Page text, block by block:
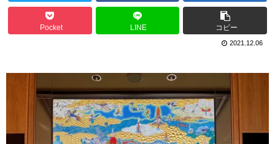
Pocket LINE コピー
2021.12.06